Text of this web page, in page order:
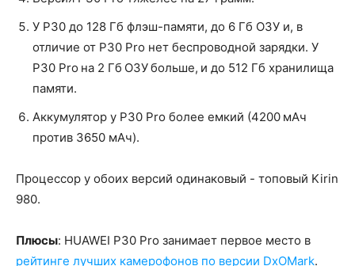
У P30 до 128 Гб флэш-памяти, до 6 Гб ОЗУ и, в
отличие от P30 Pro нет беспроводной зарядки. У
P30 Pro на 2 Гб ОЗУ больше, и до 512 Гб хранилища
памяти.
Аккумулятор у P30 Pro более емкий (4200 мАч
против 3650 мАч).
Процессор у обоих версий одинаковый - топовый Kirin
980.
Плюсы: HUAWEI P30 Pro занимает первое место в
рейтинге лучших камерофонов по версии DxOMark.